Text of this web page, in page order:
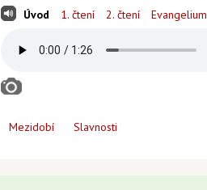
Úvod 1. čtení 2. čtení Evangelium
Mezidobí Slavnosti